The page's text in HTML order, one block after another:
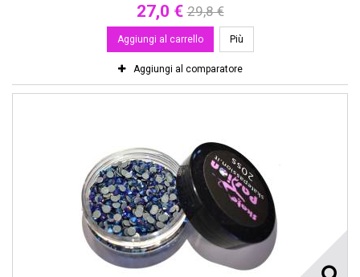
27,0 € 29,8 €
Aggiungi al carrello Più
Aggiungi al comparatore